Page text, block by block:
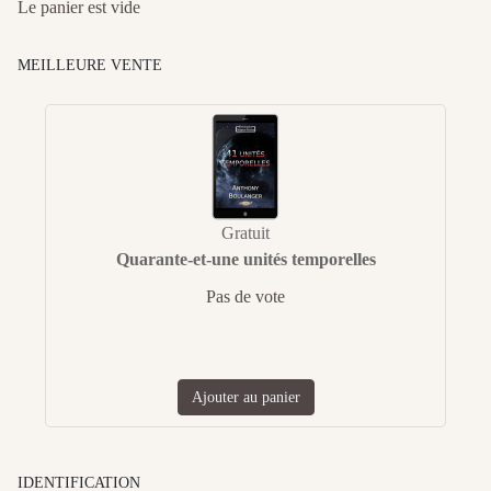
Le panier est vide
MEILLEURE VENTE
Gratuit
Quarante-et-une unités temporelles
Pas de vote
Ajouter au panier
IDENTIFICATION